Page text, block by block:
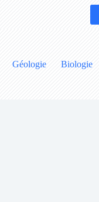
Géologie Biologie